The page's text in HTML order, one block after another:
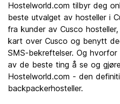
Kultur
Feste
Verdi for pengene
Hostelworld.com tilbyr deg
beste utvalget av hosteller i
fra kunder av Cusco
kart over Cusco og benytt
SMS-bekreftelser. Og
av de beste ting å se og
Hostelworld.com - den
backpackerhosteller.